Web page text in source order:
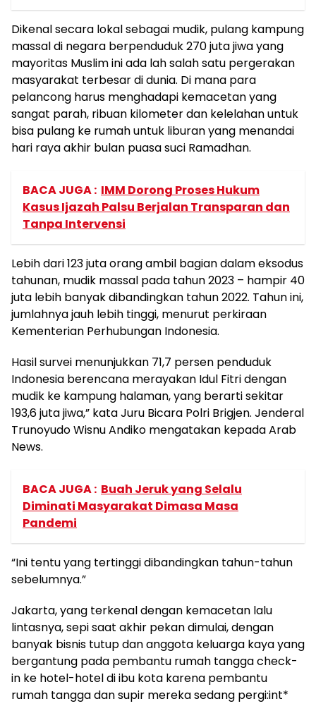
Dikenal secara lokal sebagai mudik, pulang kampung
massal di negara berpenduduk 270 juta jiwa yang
mayoritas Muslim ini ada lah salah satu pergerakan
masyarakat terbesar di dunia. Di mana para
pelancong harus menghadapi kemacetan yang
sangat parah, ribuan kilometer dan kelelahan untuk
bisa pulang ke rumah untuk liburan yang menandai
hari raya akhir bulan puasa suci Ramadhan.
BACA JUGA : IMM Dorong Proses Hukum
Kasus Ijazah Palsu Berjalan Transparan dan
Tanpa Intervensi
Lebih dari 123 juta orang ambil bagian dalam eksodus
tahunan, mudik massal pada tahun 2023 – hampir 40
juta lebih banyak dibandingkan tahun 2022. Tahun ini,
jumlahnya jauh lebih tinggi, menurut perkiraan
Kementerian Perhubungan Indonesia.
Hasil survei menunjukkan 71,7 persen penduduk
Indonesia berencana merayakan Idul Fitri dengan
mudik ke kampung halaman, yang berarti sekitar
193,6 juta jiwa,” kata Juru Bicara Polri Brigjen. Jenderal
Trunoyudo Wisnu Andiko mengatakan kepada Arab
News.
BACA JUGA : Buah Jeruk yang Selalu
Diminati Masyarakat Dimasa Masa
Pandemi
“Ini tentu yang tertinggi dibandingkan tahun-tahun
sebelumnya.”
Jakarta, yang terkenal dengan kemacetan lalu
lintasnya, sepi saat akhir pekan dimulai, dengan
banyak bisnis tutup dan anggota keluarga kaya yang
bergantung pada pembantu rumah tangga check-
in ke hotel-hotel di ibu kota karena pembantu
rumah tangga dan supir mereka sedang pergi:int*